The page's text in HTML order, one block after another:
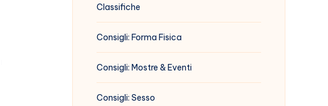
Classifiche
Consigli: Forma Fisica
Consigli: Mostre & Eventi
Consigli: Sesso